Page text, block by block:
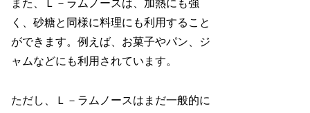
また、Ｌ－ラムノースは、加熱にも強
く、砂糖と同様に料理にも利用すること
ができます。例えば、お菓子やパン、ジ
ャムなどにも利用されています。
ただし、Ｌ－ラムノースはまだ一般的に